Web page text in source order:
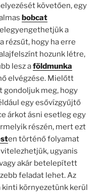
követően, egy
bobcat
a
rézsűt, hogy ha erre
hozunk létre,
lesz aföldmunka
elvégzése. Mielőtt
meg, hogy
egy esővízgyűjtő
árkot ásni esetleg egy
részén, mert ezt
en történő folyamat
ugyanis
akár betelepített
feladat lehet. Az
környezetünk kerül